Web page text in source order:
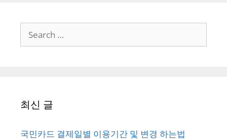
for:
최신 글
국민카드 결제일별 이용기간 및 변경 하는법